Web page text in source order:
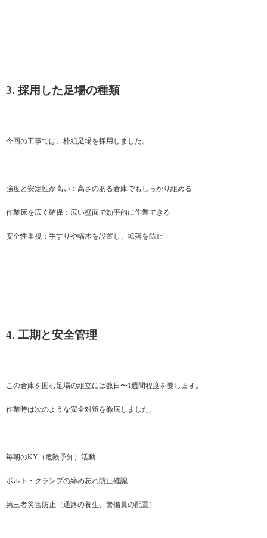
3. 採用した足場の種類
今回の工事では、枠組足場を採用しました。
強度と安定性が高い：高さのある倉庫でもしっかり組める
作業床を広く確保：広い壁面で効率的に作業できる
安全性重視：手すりや幅木を設置し、転落を防止
4. 工期と安全管理
この倉庫を囲む足場の組立には数日〜1週間程度を要します。
作業時は次のような安全対策を徹底しました。
毎朝のKY（危険予知）活動
ボルト・クランプの締め忘れ防止確認
第三者災害防止（通路の養生、警備員の配置）